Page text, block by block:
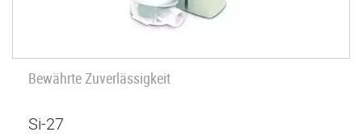
Bewährte Zuverlässigkeit
Si-27